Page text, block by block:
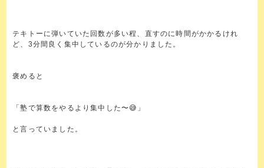
テキトーに弾いていた回数が多い程、直すのに時間がかかるけれ
ど、3分間良く集中しているのが分かりました。
褒めると
「塾で算数をやるより集中した〜😅」
と言っていました。